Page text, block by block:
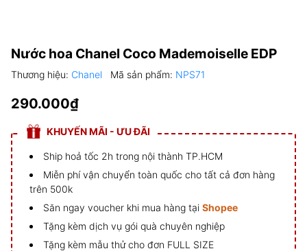
Nước hoa Chanel Coco Mademoiselle EDP
Thương hiệu: Chanel Mã sản phẩm: NPS71
290.000₫
KHUYẾN MÃI - ƯU ĐÃI
Ship hoả tốc 2h trong nội thành TP.HCM
Miễn phí vận chuyển toàn quốc cho tất cả đơn hàng
trên 500k
Săn ngay voucher khi mua hàng tại Shopee
Tặng kèm dịch vụ gói quà chuyên nghiệp
Tặng kèm mẫu thử cho đơn FULL SIZE